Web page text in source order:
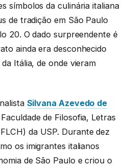
símbolos da culinária italiana
de tradição em São Paulo
20. O dado surpreendente é
ainda era desconhecido
Itália, de onde vieram
Silvana Azevedo de
de Filosofia, Letras
da USP. Durante dez
os imigrantes italianos
de São Paulo e criou o